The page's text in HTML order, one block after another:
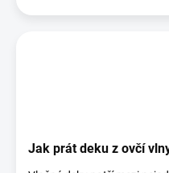
Jak prát deku z ovčí